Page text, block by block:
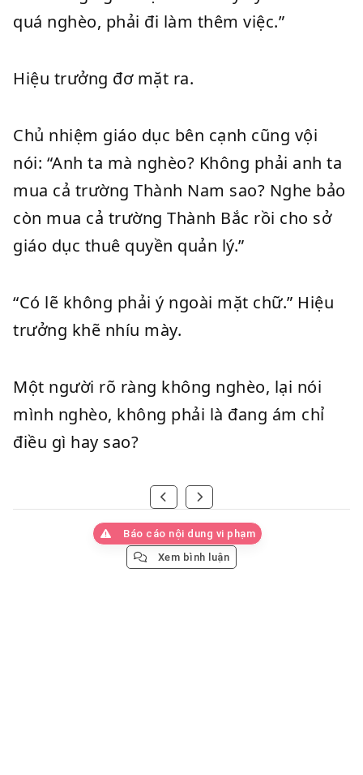
quá nghèo, phải đi làm thêm việc.”
Hiệu trưởng đơ mặt ra.
Chủ nhiệm giáo dục bên cạnh cũng vội
nói: “Anh ta mà nghèo? Không phải anh ta
mua cả trường Thành Nam sao? Nghe bảo
còn mua cả trường Thành Bắc rồi cho sở
giáo dục thuê quyền quản lý.”
“Có lẽ không phải ý ngoài mặt chữ.” Hiệu
trưởng khẽ nhíu mày.
Một người rõ ràng không nghèo, lại nói
mình nghèo, không phải là đang ám chỉ
điều gì hay sao?
Báo cáo nội dung vi phạm
Xem bình luận